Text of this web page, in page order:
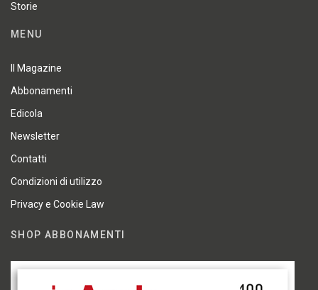
Storie
MENU
Il Magazine
Abbonamenti
Edicola
Newsletter
Contatti
Condizioni di utilizzo
Privacy e Cookie Law
SHOP ABBONAMENTI